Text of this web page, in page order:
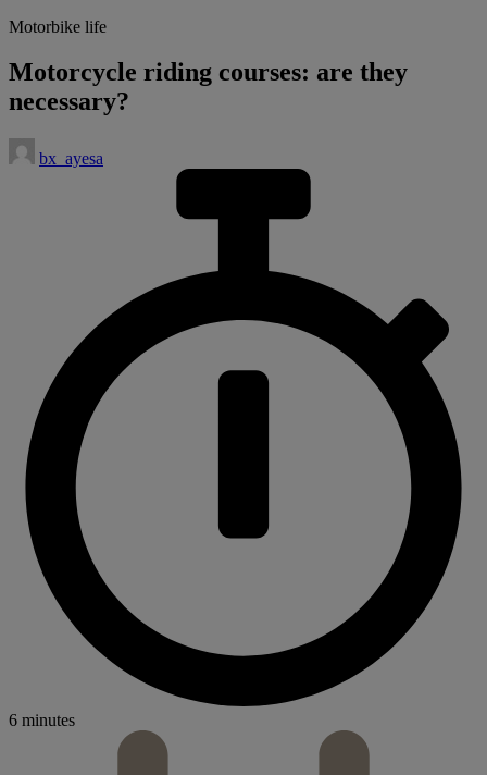
Motorbike life
Motorcycle riding courses: are they
necessary?
bx_ayesa
6 minutes